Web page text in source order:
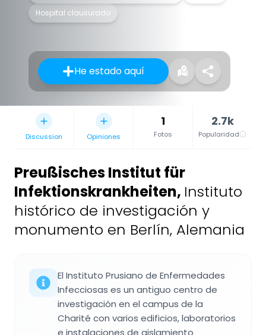
Hospital clausurado
He estado aquí
Discussion Opiniones
1
Fotos
2.7k
Popularidad
Preußisches Institut für
Infektionskrankheiten, Instituto
histórico de investigación y
monumento en Berlín, Alemania
El Instituto Prusiano de Enfermedades
Infecciosas es un antiguo centro de
investigación en el campus de la
Charité con varios edificios, laboratorios
e instalaciones de aislamiento